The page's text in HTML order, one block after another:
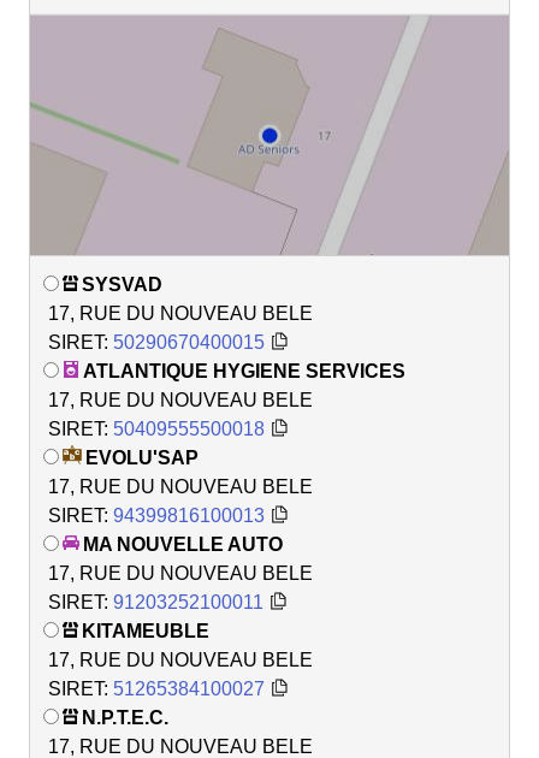
SYSVAD
17, RUE DU NOUVEAU BELE
SIRET: 50290670400015
ATLANTIQUE HYGIENE SERVICES
17, RUE DU NOUVEAU BELE
SIRET: 50409555500018
EVOLU'SAP
17, RUE DU NOUVEAU BELE
SIRET: 94399816100013
MA NOUVELLE AUTO
17, RUE DU NOUVEAU BELE
SIRET: 91203252100011
KITAMEUBLE
17, RUE DU NOUVEAU BELE
SIRET: 51265384100027
N.P.T.E.C.
17, RUE DU NOUVEAU BELE